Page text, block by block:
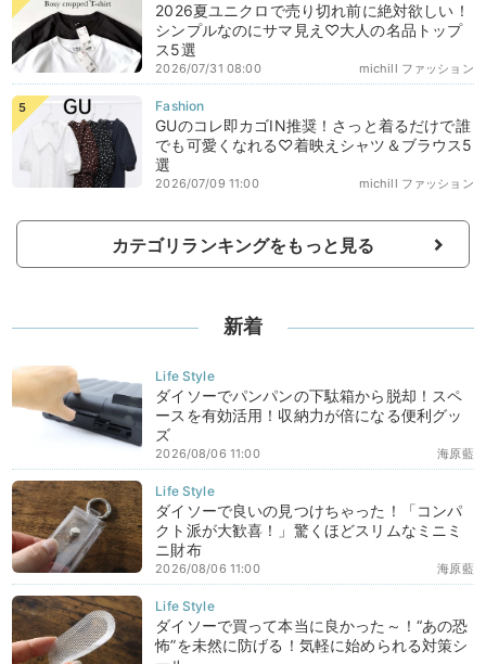
2026夏ユニクロで売り切れ前に絶対欲しい！
シンプルなのにサマ見え♡大人の名品トップ
ス5選
michill ファッション
2026/07/31 08:00
GUのコレ即カゴIN推奨！さっと着るだけで誰
でも可愛くなれる♡着映えシャツ＆ブラウス5
選
michill ファッション
2026/07/09 11:00
カテゴリランキングをもっと見る
新着
ダイソーでパンパンの下駄箱から脱却！スペ
ースを有効活用！収納力が倍になる便利グッ
ズ
海原藍
2026/08/06 11:00
ダイソーで良いの見つけちゃった！「コンパ
クト派が大歓喜！」驚くほどスリムなミニミ
ニ財布
海原藍
2026/08/06 11:00
ダイソーで買って本当に良かった～！“あの恐
怖”を未然に防げる！気軽に始められる対策シ